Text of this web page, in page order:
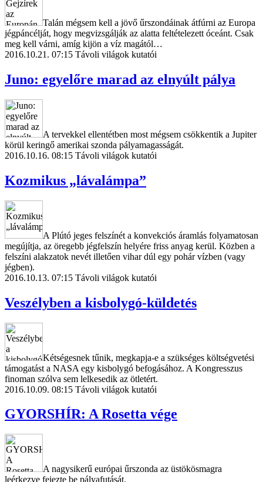
Talán mégsem kell a jövő űrszondáinak átfúrni az Europa
jégpáncélját, hogy megvizsgálják az alatta feltételezett óceánt. Csak
meg kell várni, amíg kijön a víz magától…
2016.10.21. 07:15 Távoli világok kutatói
Juno: egyelőre marad az elnyúlt pálya
A tervekkel ellentétben most mégsem csökkentik a Jupiter
körül keringő amerikai szonda pályamagasságát.
2016.10.16. 08:15 Távoli világok kutatói
Kozmikus „lávalámpa”
A Plútó jeges felszínét a konvekciós áramlás folyamatosan
megújítja, az öregebb jégfelszín helyére friss anyag kerül. Közben a
felszíni alakzatok nevét illetően vihar dúl egy pohár vízben (vagy
jégben).
2016.10.13. 07:15 Távoli világok kutatói
Veszélyben a kisbolygó-küldetés
Kétségesnek tűnik, megkapja-e a szükséges költségvetési
támogatást a NASA egy kisbolygó befogásához. A Kongresszus
finoman szólva sem lelkesedik az ötletért.
2016.10.09. 08:15 Távoli világok kutatói
GYORSHÍR: A Rosetta vége
A nagysikerű európai űrszonda az üstökösmagra
leérkezve fejezte be pályafutását.